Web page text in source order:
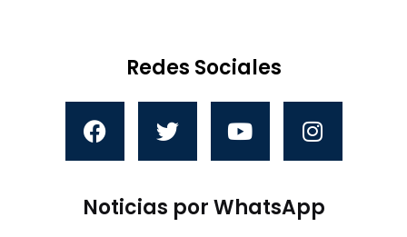
Redes Sociales
Noticias por WhatsApp